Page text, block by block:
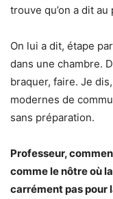
trouve qu’on a dit
On lui a dit, étape
dans une chambre.
braquer, faire. Je
modernes de
sans préparation.
Professeur,
comme le nôtre où
carrément pas pour